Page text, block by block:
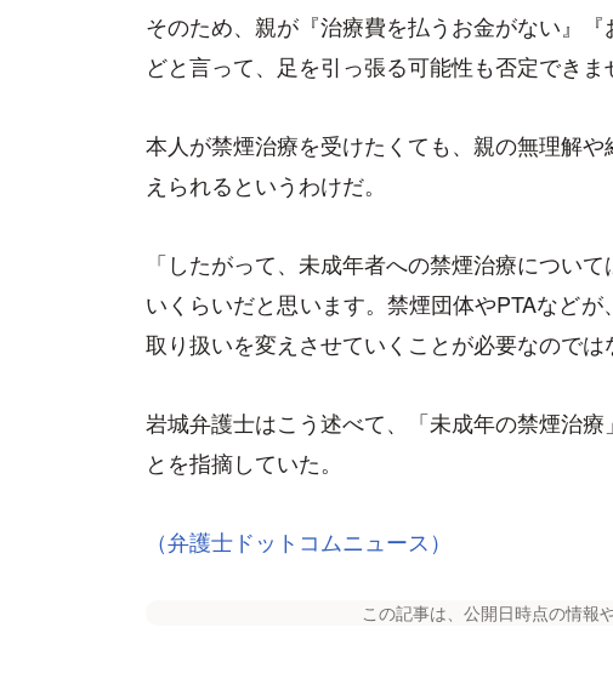
そのため、親が『治療費を払うお金がない』
どと言って、足を引っ張る可能性も否定できま
本人が禁煙治療を受けたくても、親の無理解
えられるというわけだ。
「したがって、未成年者への禁煙治療につい
いくらいだと思います。禁煙団体やPTAなど
取り扱いを変えさせていくことが必要なのでは
岩城弁護士はこう述べて、「未成年の禁煙治
とを指摘していた。
（弁護士ドットコムニュース）
この記事は、公開日時点の情報